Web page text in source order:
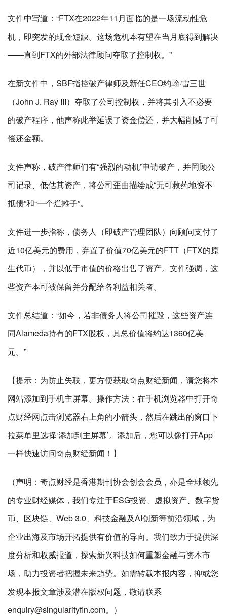
文件中写道：“FTX在2022年11月面临的是一场流动性危
机，即突发的现金短缺。这场危机本有望在当月底得到解决
——直到FTX的外部法律顾问夺取了控制权。”
在新文件中，SBF指控破产律师及新任CEO约翰·雷三世
（John J. Ray III）夺取了公司控制权，并将其引入不必要
的破产程序，他声称此举延误了资金偿还，并大幅削减了可
偿还金额。
文件声称，破产律师们有“强烈的动机”申请破产，并罔顾公
司记录、低估其资产，将公司歪曲描绘成“无可救药地资不
抵债”和“一个烂摊子”。
文件进一步指称，债务人（即破产管理团队）向顾问支付了
近10亿美元的费用，弃置了价值70亿美元的FTT（FTX的原
生代币），并以低于市值的价格出售了资产。文件强调，这
些资产本可被保留并分配给各利益相关者。
文件总结道：“如今，若非债务人将公司摧毁，这些资产连
同Alameda持有的FTX股权，其总价值将约达1360亿美
元。”
【提示：为防止失联，更方便获取奇点财经新闻，请您将本
网站添加到手机主屏幕。操作方法：在手机浏览器中打开奇
点财经网点击浏览器右上角的小箭头，然后在跳出的窗口下
拉菜单里选择‘添加到主屏幕’。添加后，您可以像打开App
一样快速访问奇点财经新闻！】
（声明：奇点财经是香港期刊协会创会会员，亦是全球领先
的专业财经媒体，我们专注于ESG投资、虚拟资产、数字货
币、区块链、Web 3.0、科技金融及AI创新等前沿领域，为
企业出海及市场开拓提供有价值的导向。我们致力于提供深
度分析和权威报道，探索新兴科技如何重塑金融与资本市
场，助力投资者把握未来趋势。如需转载本报内容，抑或您
发现本报文章涉及潜在版权问题，敬请联系
enquiry@singularityfin.com。）